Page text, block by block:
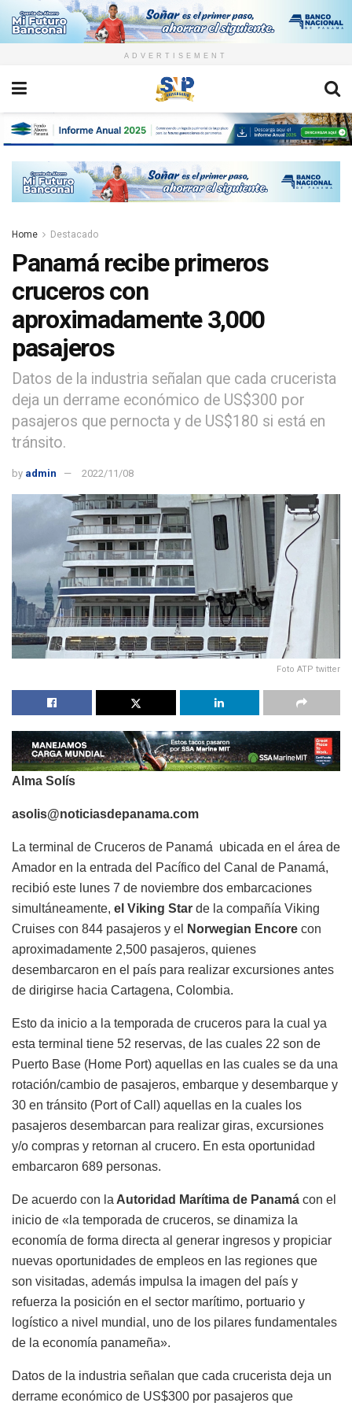
ADVERTISEMENT
Home Destacado
Panamá recibe primeros
cruceros con
aproximadamente 3,000
pasajeros
Datos de la industria señalan que cada crucerista
deja un derrame económico de US$300 por
pasajeros que pernocta y de US$180 si está en
tránsito.
by admin 2022/11/08
Foto ATP twitter
Alma Solís
asolis@noticiasdepanama.com
La terminal de Cruceros de Panamá ubicada en el área de
Amador en la entrada del Pacífico del Canal de Panamá,
recibió este lunes 7 de noviembre dos embarcaciones
simultáneamente, el Viking Star de la compañía Viking
Cruises con 844 pasajeros y el
Norwegian Encore con
aproximadamente 2,500 pasajeros, quienes
desembarcaron en el país para realizar excursiones antes
de dirigirse hacia Cartagena, Colombia.
Esto da inicio a la temporada de cruceros para la cual ya
esta terminal tiene 52 reservas, de las cuales 22 son de
Puerto Base (Home Port) aquellas en las cuales se da una
rotación/cambio de pasajeros, embarque y desembarque y
30 en tránsito (Port of Call) aquellas en la cuales los
pasajeros desembarcan para realizar giras, excursiones
y/o compras y retornan al crucero. En esta oportunidad
embarcaron 689 personas.
De acuerdo con la Autoridad Marítima de Panamá con el
inicio de «la temporada de cruceros, se dinamiza la
economía de forma directa al generar ingresos y propiciar
nuevas oportunidades de empleos en las regiones que
son visitadas, además impulsa la imagen del país y
refuerza la posición en el sector marítimo, portuario y
logístico a nivel mundial, uno de los pilares fundamentales
de la economía panameña».
Datos de la industria señalan que cada crucerista deja un
derrame económico de US$300 por pasajeros que